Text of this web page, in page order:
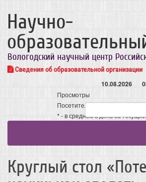
Научно-
Вологодский научный центр
Сведения об образовательной организации
10.08.2026
Просмотры
Посетители
* - в среднем в день за
Круглый стол